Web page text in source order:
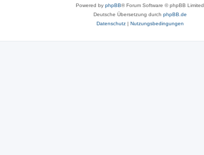
Powered by phpBB® Forum Software © phpBB Limited
Deutsche Übersetzung durch phpBB.de
Datenschutz| Nutzungsbedingungen